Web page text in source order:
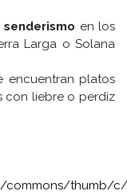
senderismo en los
Larga o Solana
encuentran platos
con liebre o perdiz
thumb/c/